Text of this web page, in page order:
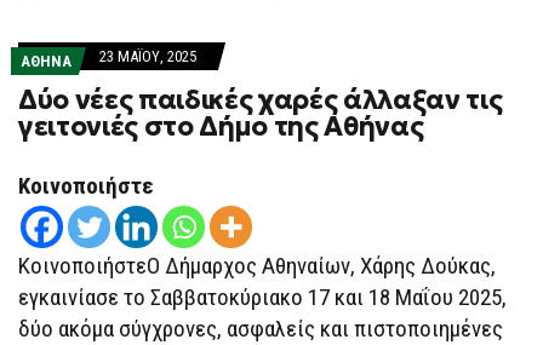
ΑΘΗΝΑ 23 ΜΑΪ́ΟΥ, 2025
Δύο νέες παιδικές χαρές άλλαξαν τις
γειτονιές στο Δήμο της Αθήνας
Κοινοποιήστε
ΚοινοποιήστεΟ Δήμαρχος Αθηναίων, Χάρης Δούκας,
εγκαινίασε το Σαββατοκύριακο 17 και 18 Μαΐου 2025,
δύο ακόμα σύγχρονες, ασφαλείς και πιστοποιημένες